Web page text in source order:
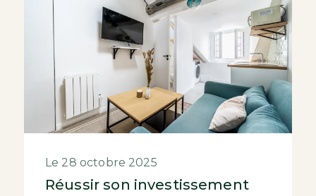
Le 28 octobre 2025
Réussir son investissement